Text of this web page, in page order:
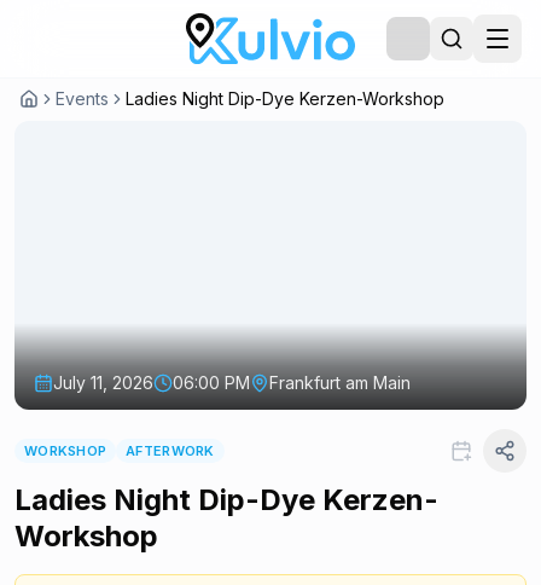
Events Ladies Night Dip-Dye Kerzen-Workshop
July 11, 2026 06:00 PM Frankfurt am Main
WORKSHOP AFTERWORK
Ladies Night Dip-Dye Kerzen-
Workshop